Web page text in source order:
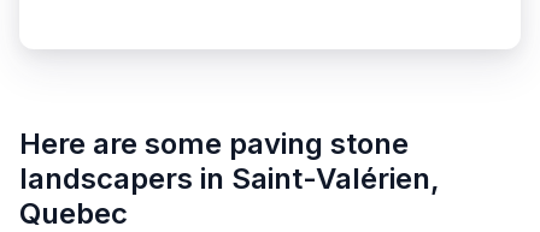
Here are some paving stone
landscapers in Saint-Valérien,
Quebec